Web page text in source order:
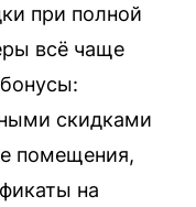
при полной
всё чаще
скидками
помещения,
на